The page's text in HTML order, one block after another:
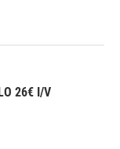
26€ I/V